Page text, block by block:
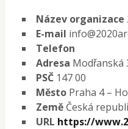
Název organizace
E-mail
Telefon
Adresa Modřanská
PSČ 147 00
Město Praha 4 –
Země Česká
URL https://